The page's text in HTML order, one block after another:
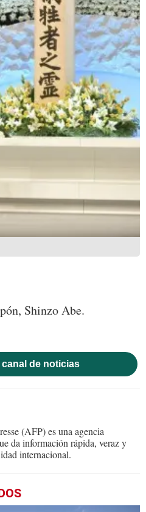
Shinzo Abe.
canal de noticias
(AFP) es una agencia
da información rápida, veraz y
internacional.